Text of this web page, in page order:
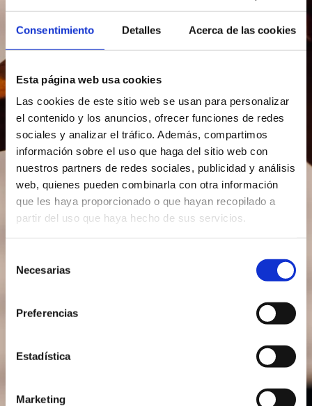
Consentimiento Detalles Acerca de las cookies
Esta página web usa cookies
Las cookies de este sitio web se usan para personalizar
el contenido y los anuncios, ofrecer funciones de redes
sociales y analizar el tráfico. Además, compartimos
información sobre el uso que haga del sitio web con
nuestros partners de redes sociales, publicidad y análisis
web, quienes pueden combinarla con otra información
que les haya proporcionado o que hayan recopilado a
partir del uso que haya hecho de sus servicios.
Necesarias
Preferencias
Estadística
Marketing